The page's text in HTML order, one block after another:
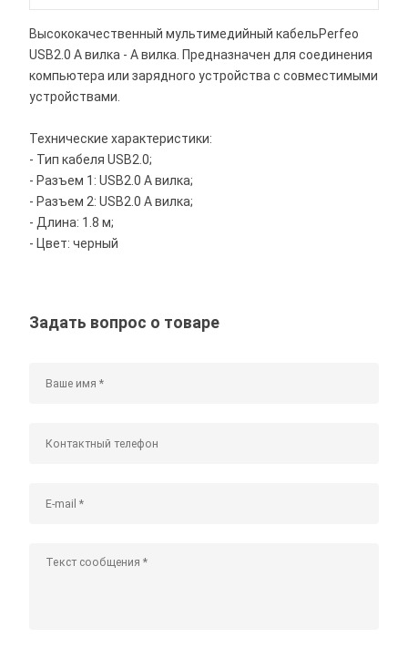
Высококачественный мультимедийный кабельPerfeo
USB2.0 A вилка - А вилка. Предназначен для соединения
компьютера или зарядного устройства с совместимыми
устройствами.
Технические характеристики:
- Тип кабеля USB2.0;
- Разъем 1: USB2.0 A вилка;
- Разъем 2: USB2.0 А вилка;
- Длина: 1.8 м;
- Цвет: черный
Задать вопрос о товаре